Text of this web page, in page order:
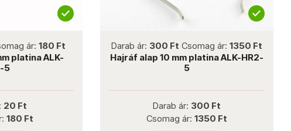
180 Ft
ALK-
Darab ár:300 Ft Csomag ár:1350 Ft
Hajráf alap 10 mm platina ALK-HR2-
Darab ár:300 Ft
Csomag ár:1350 Ft